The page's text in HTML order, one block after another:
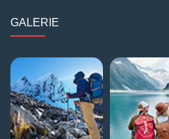
GALERIE